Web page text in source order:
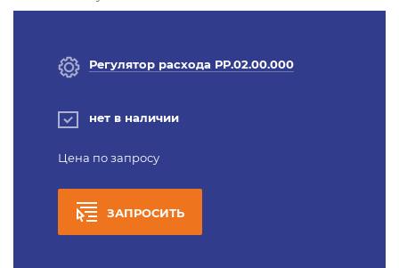
Регулятор расхода РР.02.00.000
нет в наличии
Цена по запросу
ЗАПРОСИТЬ